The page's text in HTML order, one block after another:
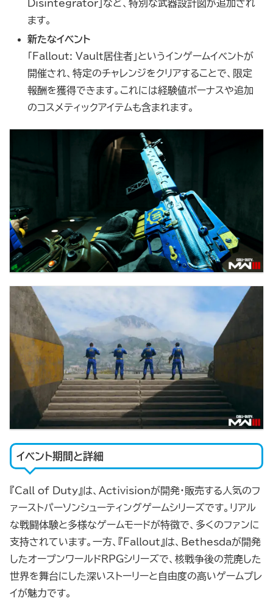
Disintegrator」など、特別な武器設計図が追加され
ます。
新たなイベント
「Fallout: Vault居住者」というインゲームイベントが
開催され、特定のチャレンジをクリアすることで、限定
報酬を獲得できます。これには経験値ボーナスや追加
のコスメティックアイテムも含まれます。
イベント期間と詳細
『Call of Duty』は、Activisionが開発・販売する人気のフ
ァーストパーソンシューティングゲームシリーズです。リアル
な戦闘体験と多様なゲームモードが特徴で、多くのファンに
支持されています。一方、『Fallout』は、Bethesdaが開発
したオープンワールドRPGシリーズで、核戦争後の荒廃した
世界を舞台にした深いストーリーと自由度の高いゲームプレ
イが魅力です。